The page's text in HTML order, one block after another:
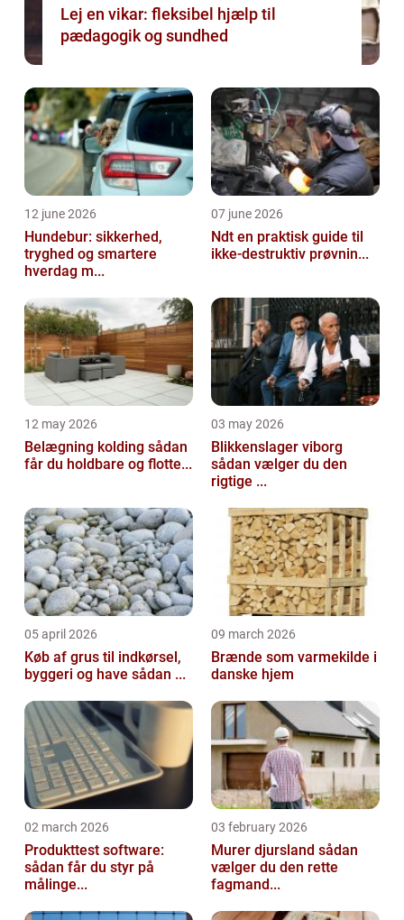
Lej en vikar: fleksibel hjælp til
pædagogik og sundhed
12 june 2026
Hundebur: sikkerhed,
tryghed og smartere
hverdag m...
07 june 2026
Ndt en praktisk guide til
ikke-destruktiv prøvnin...
12 may 2026
Belægning kolding sådan
får du holdbare og flotte...
03 may 2026
Blikkenslager viborg
sådan vælger du den
rigtige ...
05 april 2026
Køb af grus til indkørsel,
byggeri og have sådan ...
09 march 2026
Brænde som varmekilde i
danske hjem
02 march 2026
Produkttest software:
sådan får du styr på
målinge...
03 february 2026
Murer djursland sådan
vælger du den rette
fagmand...